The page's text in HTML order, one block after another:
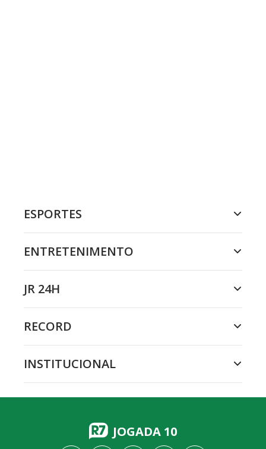
ESPORTES
ENTRETENIMENTO
JR 24H
RECORD
INSTITUCIONAL
JOGADA 10